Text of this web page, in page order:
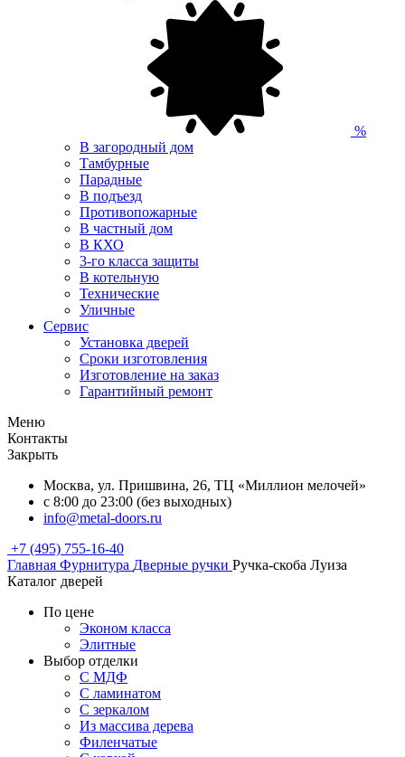
%
В загородный дом
Тамбурные
Парадные
В подъезд
Противопожарные
В частный дом
В КХО
3-го класса защиты
В котельную
Технические
Уличные
Сервис
Установка дверей
Сроки изготовления
Изготовление на заказ
Гарантийный ремонт
Меню
Контакты
Закрыть
Москва, ул. Пришвина, 26, ТЦ «Миллион мелочей»
с 8:00 до 23:00 (без выходных)
info@metal-doors.ru
+7 (495) 755-16-40
Главная Фурнитура Дверные ручки Ручка-скоба Луиза
Каталог дверей
По цене
Эконом класса
Элитные
Выбор отделки
С МДФ
С ламинатом
С зеркалом
Из массива дерева
Филенчатые